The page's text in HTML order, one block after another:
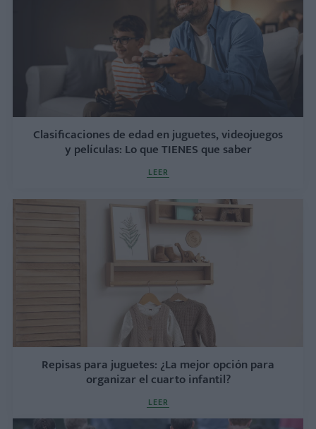
Clasificaciones de edad en juguetes, videojuegos
y películas: Lo que TIENES que saber
LEER
Repisas para juguetes: ¿La mejor opción para
organizar el cuarto infantil?
LEER